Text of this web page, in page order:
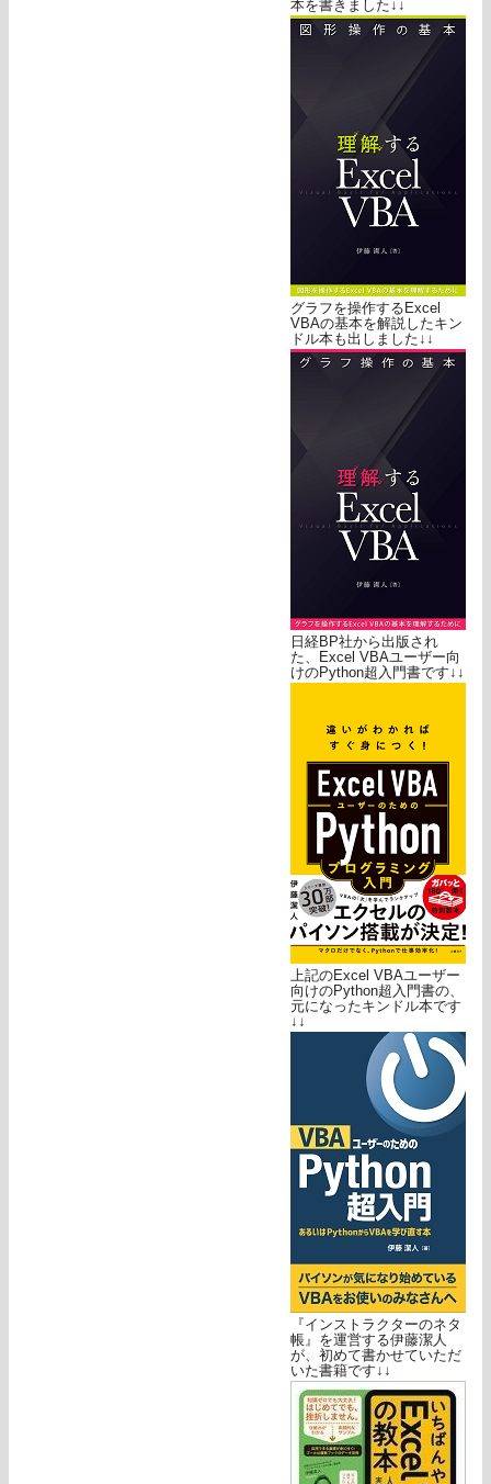
本を書きました↓↓
グラフを操作するExcel
VBAの基本を解説したキン
ドル本も出しました↓↓
日経BP社から出版され
た、Excel VBAユーザー向
けのPython超入門書です↓↓
上記のExcel VBAユーザー
向けのPython超入門書の、
元になったキンドル本です
↓↓
『インストラクターのネタ
帳』を運営する伊藤潔人
が、初めて書かせていただ
いた書籍です↓↓